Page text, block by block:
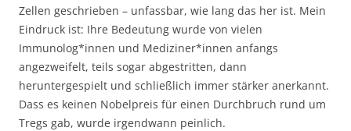
Zellen geschrieben – unfassbar, wie lang das her ist. Mein
Eindruck ist: Ihre Bedeutung wurde von vielen
Immunolog*innen und Mediziner*innen anfangs
angezweifelt, teils sogar abgestritten, dann
heruntergespielt und schließlich immer stärker anerkannt.
Dass es keinen Nobelpreis für einen Durchbruch rund um
Tregs gab, wurde irgendwann peinlich.